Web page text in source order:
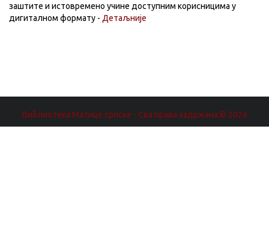
заштите и истовремено учине доступним корисницима у
дигиталном формату - Детаљније
Библиотека Матице српске - Сва права задржана.© 2026